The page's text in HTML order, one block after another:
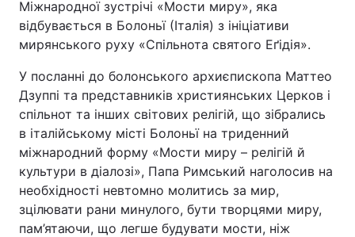
Київ Львів
Дніпро Харків
Одеса
Спорт Наука
Техно і зв'язок Лайт
Міжнародної зустрічі «Мости миру», яка
відбувається в Болоньї (Італія) з ініціативи
мирянського руху «Спільнота святого Еґідія».
У посланні до болонського архиєпископа Маттео
Дзуппі та представників християнських Церков і
спільнот та інших світових релігій, що зібрались
в італійському місті Болоньї на триденний
міжнародний форму «Мости миру – релігій й
культури в діалозі», Папа Римський наголосив на
необхідності невтомно молитись за мир,
зцілювати рани минулого, бути творцями миру,
пам’ятаючи, що легше будувати мости, ніж